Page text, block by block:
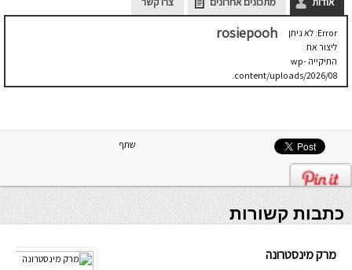
Error: לא ניתן
ליצור את
התיקייה wp-
content/uploads/2026/08.
יש לבדוק
rosiepooh
שתף
כתבות קשורות
מרק מינסטרונה